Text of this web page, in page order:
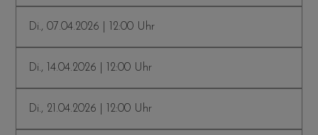
Di., 07.04.2026 | 12:00 Uhr
Di., 14.04.2026 | 12:00 Uhr
Di., 21.04.2026 | 12:00 Uhr